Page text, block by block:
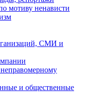
мотиву ненависти
СМИ и
и общественные